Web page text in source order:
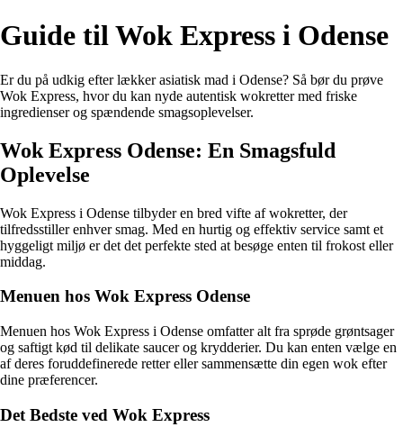
Guide til Wok Express i Odense
Er du på udkig efter lækker asiatisk mad i Odense? Så bør du prøve
Wok Express, hvor du kan nyde autentisk wokretter med friske
ingredienser og spændende smagsoplevelser.
Wok Express Odense: En Smagsfuld
Oplevelse
Wok Express i Odense tilbyder en bred vifte af wokretter, der
tilfredsstiller enhver smag. Med en hurtig og effektiv service samt et
hyggeligt miljø er det det perfekte sted at besøge enten til frokost eller
middag.
Menuen hos Wok Express Odense
Menuen hos Wok Express i Odense omfatter alt fra sprøde grøntsager
og saftigt kød til delikate saucer og krydderier. Du kan enten vælge en
af deres foruddefinerede retter eller sammensætte din egen wok efter
dine præferencer.
Det Bedste ved Wok Express